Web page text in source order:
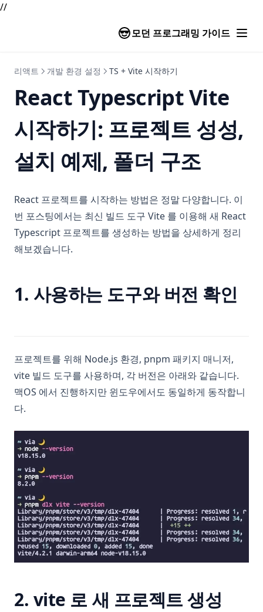
//
모던 프로그래밍 가이드
리액트 개발 환경 설정 TS + Vite 시작하기
React Typescript Vite
시작하기: 프로젝트 성성,
설치 예제, 폴더 구조
React 프로젝트를 시작하는 방법은 정말 다양합니다. 이
번 포스팅에서는 최신 빌드 도구 Vite 를 이용해 새 React
Typescript 프로젝트를 생성하는 방법을 상세하게 정리
해보겠습니다.
1. 사용하는 도구와 버전 확인
프로젝트를 위해 Node.js 환경, pnpm 패키지 매니저,
vite 빌드 도구를 사용하며, 각 버전은 아래와 같습니다.
맥OS 에서 진행하지만 윈도우에서도 동일하게 동작합니
다.
2. vite 로 새 프로젝트 생성